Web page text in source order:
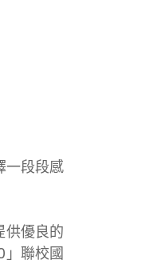
段段感
優良的
」聯校國